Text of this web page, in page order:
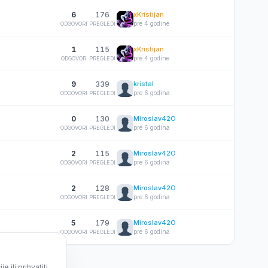
6
ODGOVORI
176
PREGLEDI
xKristijan
pre 4 godine
1
ODGOVOR
115
PREGLEDI
xKristijan
pre 4 godine
9
ODGOVORI
339
PREGLEDI
kristal
pre 6 godina
0
ODGOVORI
130
PREGLEDI
Miroslav42O
pre 6 godina
2
ODGOVORI
115
PREGLEDI
Miroslav42O
pre 6 godina
2
ODGOVORI
128
PREGLEDI
Miroslav42O
pre 6 godina
5
ODGOVORI
179
PREGLEDI
Miroslav42O
pre 6 godina